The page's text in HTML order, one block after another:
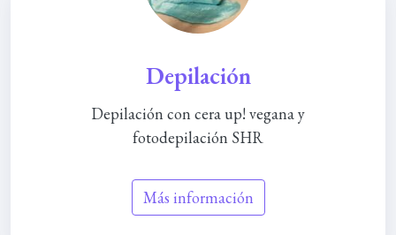
Depilación
Depilación con cera up! vegana y
fotodepilación SHR
Más información